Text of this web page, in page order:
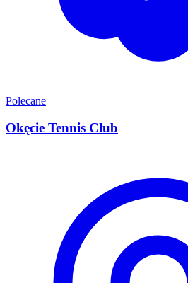
Polecane
Okęcie Tennis Club